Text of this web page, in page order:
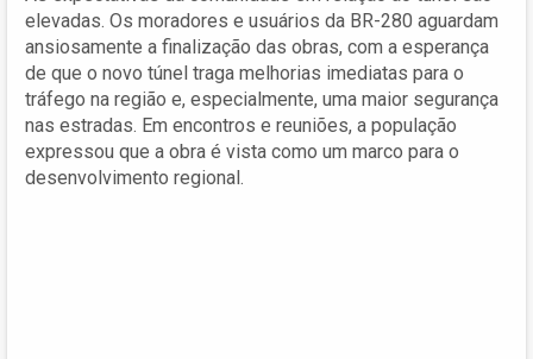
elevadas. Os moradores e usuários da BR-280 aguardam
ansiosamente a finalização das obras, com a esperança
de que o novo túnel traga melhorias imediatas para o
tráfego na região e, especialmente, uma maior segurança
nas estradas. Em encontros e reuniões, a população
expressou que a obra é vista como um marco para o
desenvolvimento regional.